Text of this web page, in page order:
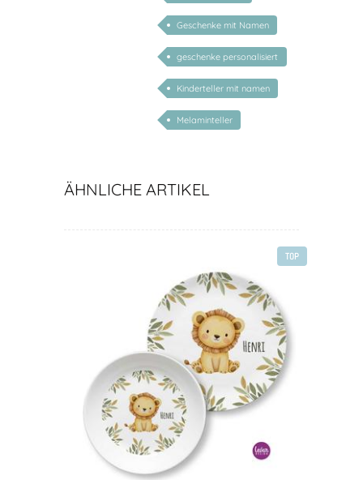
Geschenke mit Namen
geschenke personalisiert
kinder
Kinderteller mit namen
Melaminteller
ÄHNLICHE ARTIKEL
TOP